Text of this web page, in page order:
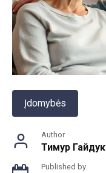
Įdomybės
Author
Тимур Гайдук
Published by